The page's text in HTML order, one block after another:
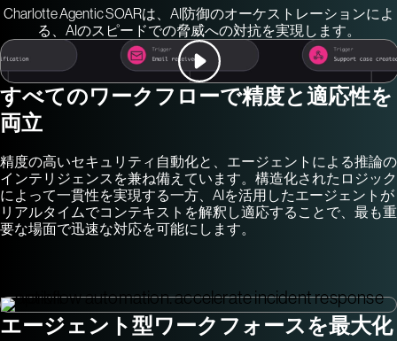
Charlotte Agentic SOARは、AI防御のオーケストレーションによ
る、AIのスピードでの脅威への対抗を実現します。
すべてのワークフローで精度と適応性を
両立
精度の高いセキュリティ自動化と、エージェントによる推論の
インテリジェンスを兼ね備えています。構造化されたロジック
によって一貫性を実現する一方、AIを活用したエージェントが
リアルタイムでコンテキストを解釈し適応することで、最も重
要な場面で迅速な対応を可能にします。
エージェント型ワークフォースを最大化